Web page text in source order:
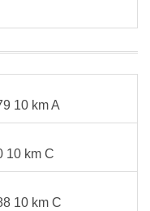
10 km A
10 km C
10 km C